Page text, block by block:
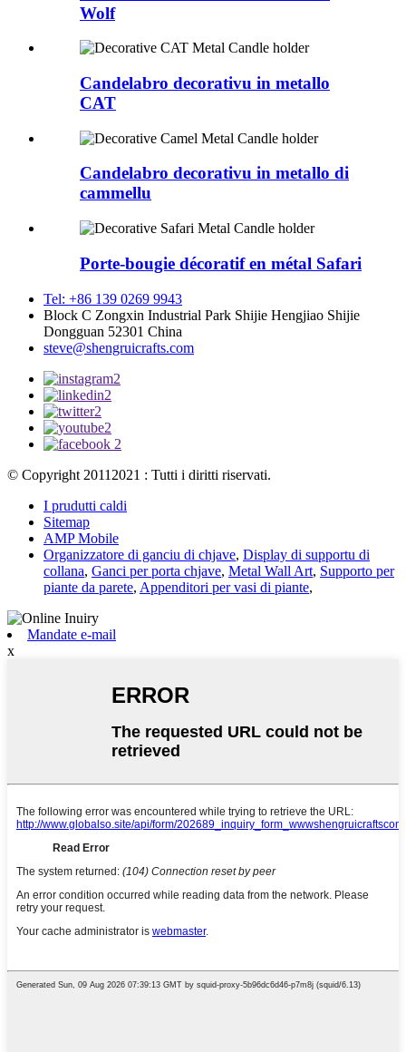
Wolf
Candelabro decorativu in metallo
CAT
Candelabro decorativu in metallo di
cammellu
Porte-bougie décoratif en métal Safari
Tel: +86 139 0269 9943
Block C Zongxin Industrial Park Shijie Hengjiao Shijie
Dongguan 52301 China
steve@shengruicrafts.com
© Copyright 20112021 : Tutti i diritti riservati.
I prudutti caldi
Sitemap
AMP Mobile
Organizzatore di ganciu di chjave, Display di supportu di
collana, Ganci per porta chjave, Metal Wall Art, Supporto per
piante da parete, Appenditori per vasi di piante,
Mandate e-mail
x